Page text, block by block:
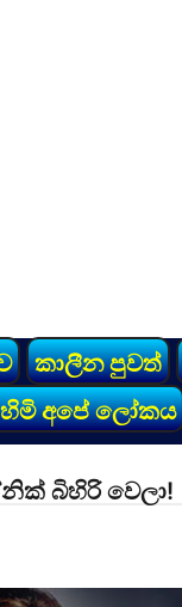
කාලීන පුවත්
අපේ ලෝකය
බිහිරි වෙලා!